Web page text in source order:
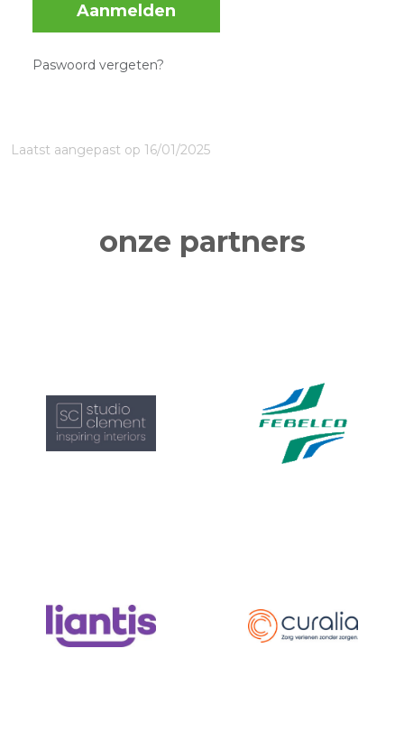
Aanmelden
Paswoord vergeten?
Laatst aangepast op 16/01/2025
onze partners